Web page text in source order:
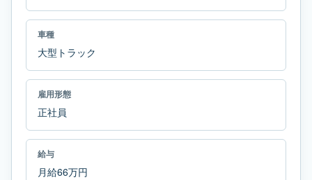
車種
大型トラック
雇用形態
正社員
給与
月給66万円